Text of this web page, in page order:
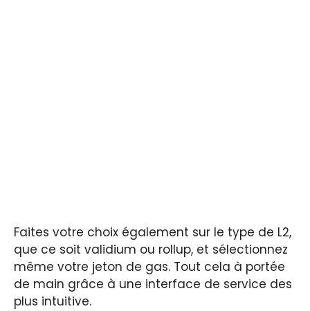
Faites votre choix également sur le type de L2,
que ce soit validium ou rollup, et sélectionnez
même votre jeton de gas. Tout cela à portée
de main grâce à une interface de service des
plus intuitive.